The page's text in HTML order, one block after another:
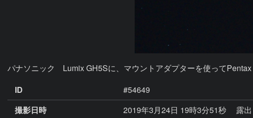
パナソニック　Lumix GH5Sに、マウントアダプターを使って
ID
#54649
撮影日時
2019年3月24日 19時3分51秒
露